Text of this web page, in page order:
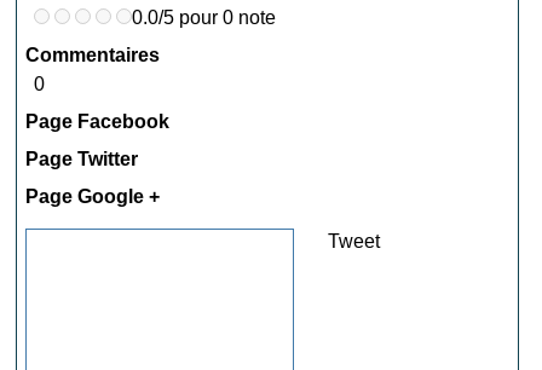
0.0/5 pour 0 note
Commentaires
0
Page Facebook
Page Twitter
Page Google +
Tweet